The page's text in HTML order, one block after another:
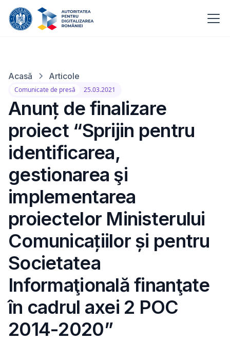
Acasă Articole
Comunicate de presă 25.03.2021
Anunț de finalizare
proiect “Sprijin pentru
identificarea,
gestionarea şi
implementarea
proiectelor Ministerului
Comunicațiilor și pentru
Societatea
Informaţională finanţate
în cadrul axei 2 POC
2014-2020”